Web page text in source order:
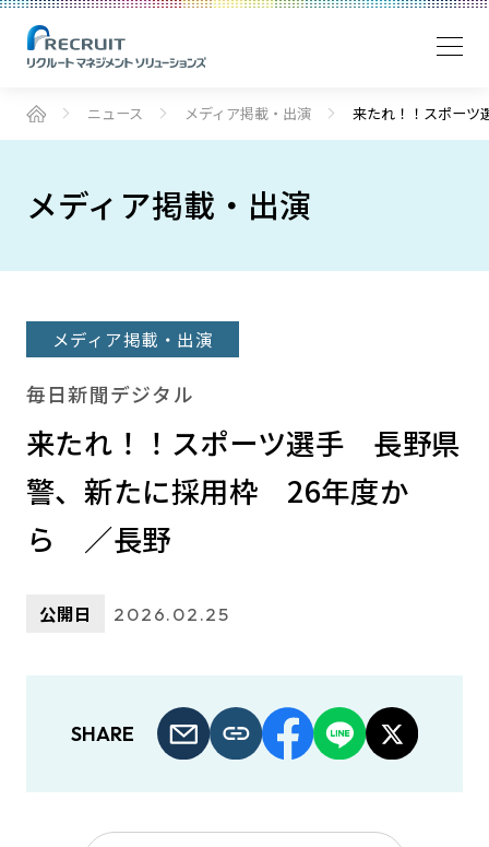
ニュース メディア掲載・出演 来たれ！！スポー
メディア掲載・出演
メディア掲載・出演
毎日新聞デジタル
来たれ！！スポーツ選手 長野県
警、新たに採用枠 26年度か
ら ／長野
公開日 2026.02.25
SHARE